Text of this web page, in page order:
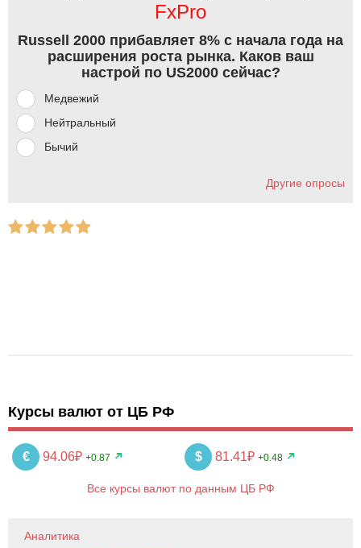
FxPro
Russell 2000 прибавляет 8% с начала года на
расширения роста рынка. Каков ваш
настрой по US2000 сейчас?
Медвежий
Нейтральный
Бычий
Другие опросы
Курсы валют от ЦБ РФ
€ 94.06₽ +0.87 $ 81.41₽ +0.48
Все курсы валют по данным ЦБ РФ
Аналитика